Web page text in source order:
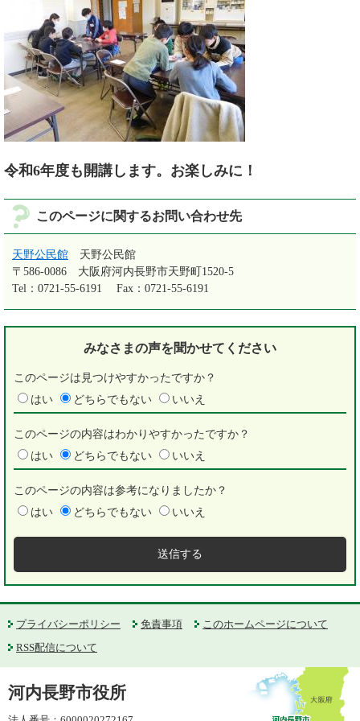
令和6年度も開講します。お楽しみに！
このページに関するお問い合わせ先
天野公民館
天野公民館
〒586-0086
大阪府河内長野市天野町1520-5
Tel：0721-55-6191
Fax：0721-55-6191
みなさまの声を聞かせてください
このページは見つけやすかったですか？
はい
どちらでもない いいえ
このページの内容はわかりやすかったですか？
はい
どちらでもない いいえ
このページの内容は参考になりましたか？
はい
どちらでもない いいえ
プライバシーポリシー 免責事項
このホームページについて
RSS配信について
河内長野市役所